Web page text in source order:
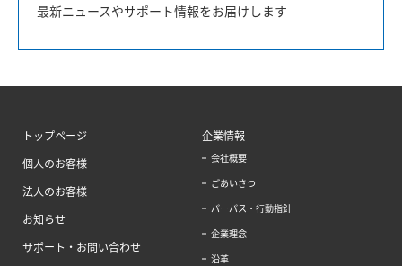
最新ニュースやサポート情報をお届けします
トップページ
個人のお客様
法人のお客様
お知らせ
サポート・お問い合わせ
企業情報
会社概要
ごあいさつ
パーパス・行動指針
企業理念
沿革